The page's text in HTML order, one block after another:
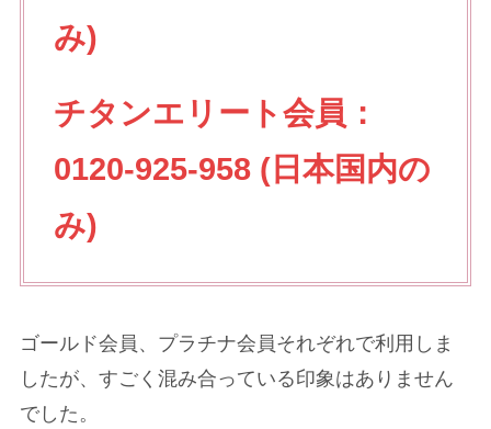
み)
チタンエリート会員：
0120-925-958 (日本国内の
み)
ゴールド会員、プラチナ会員それぞれで利用しま
したが、すごく混み合っている印象はありません
でした。